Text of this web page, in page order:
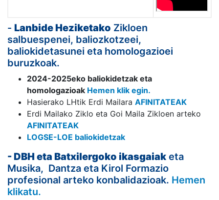
- Lanbide Heziketako Zikloen
salbuespenei, baliozkotzeei,
baliokidetasunei eta homologazioei
buruzkoak.
2024-2025eko baliokidetzak eta
homologazioak Hemen klik egin.
Hasierako LHtik Erdi Mailara AFINITATEAK
Erdi Mailako Ziklo eta Goi Maila Zikloen arteko
AFINITATEAK
LOGSE-LOE baliokidetzak
- DBH eta Batxilergoko ikasgaiak eta
Musika, Dantza eta Kirol Formazio
profesional arteko konbalidazioak. Hemen
klikatu.